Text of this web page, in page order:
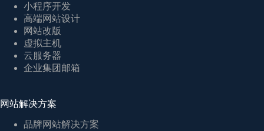
小程序开发
高端网站设计
网站改版
虚拟主机
云服务器
企业集团邮箱
网站解决方案
品牌网站解决方案